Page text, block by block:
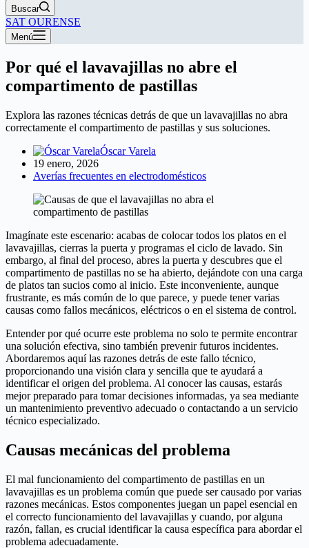
Buscar
SAT OURENSE
Menú
Por qué el lavavajillas no abre el
compartimento de pastillas
Explora las razones técnicas detrás de que un lavavajillas no abra
correctamente el compartimento de pastillas y sus soluciones.
Óscar Varela
19 enero, 2026
Averías frecuentes en electrodomésticos
Imagínate este escenario: acabas de colocar todos los platos en el
lavavajillas, cierras la puerta y programas el ciclo de lavado. Sin
embargo, al final del proceso, abres la puerta y descubres que el
compartimento de pastillas no se ha abierto, dejándote con una carga
de platos tan sucios como al inicio. Este inconveniente, aunque
frustrante, es más común de lo que parece, y puede tener varias
causas como fallos mecánicos, eléctricos o en el sistema de control.
Entender por qué ocurre este problema no solo te permite encontrar
una solución efectiva, sino también prevenir futuros incidentes.
Abordaremos aquí las razones detrás de este fallo técnico,
proporcionando una visión clara y sencilla que te ayudará a
identificar el origen del problema. Al conocer las causas, estarás
mejor preparado para tomar decisiones informadas, ya sea mediante
un mantenimiento preventivo adecuado o contactando a un servicio
técnico especializado.
Causas mecánicas del problema
El mal funcionamiento del compartimento de pastillas en un
lavavajillas es un problema común que puede ser causado por varias
razones mecánicas. Estos componentes juegan un papel esencial en
el correcto funcionamiento del lavavajillas y cuando, por alguna
razón, fallan, es crucial identificar la causa específica para abordar el
problema adecuadamente.